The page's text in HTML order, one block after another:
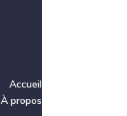
Accueil
À propos